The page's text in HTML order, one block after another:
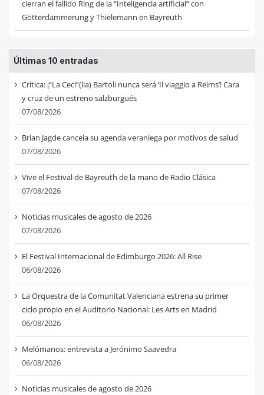
cierran el fallido Ring de la “Inteligencia artificial” con
Götterdämmerung y Thielemann en Bayreuth
Últimas 10 entradas
Crítica: ¡“La Ceci”(lia) Bartoli nunca será ‘Il viaggio a Reims’! Cara
y cruz de un estreno salzburgués
07/08/2026
Brian Jagde cancela su agenda veraniega por motivos de salud
07/08/2026
Vive el Festival de Bayreuth de la mano de Radio Clásica
07/08/2026
Noticias musicales de agosto de 2026
07/08/2026
El Festival Internacional de Edimburgo 2026: All Rise
06/08/2026
La Orquestra de la Comunitat Valenciana estrena su primer
ciclo propio en el Auditorio Nacional: Les Arts en Madrid
06/08/2026
Melómanos: entrevista a Jerónimo Saavedra
06/08/2026
Noticias musicales de agosto de 2026